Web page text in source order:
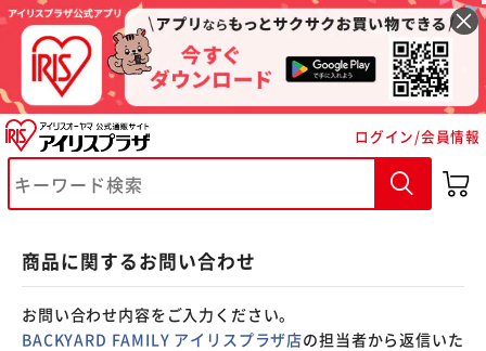
ログイン/会員情報
商品に関するお問い合わせ
お問い合わせ内容をご入力ください。
BACKYARD FAMILY アイリスプラザ店の担当者から返信いた
※ご確認ください
カートに入れる